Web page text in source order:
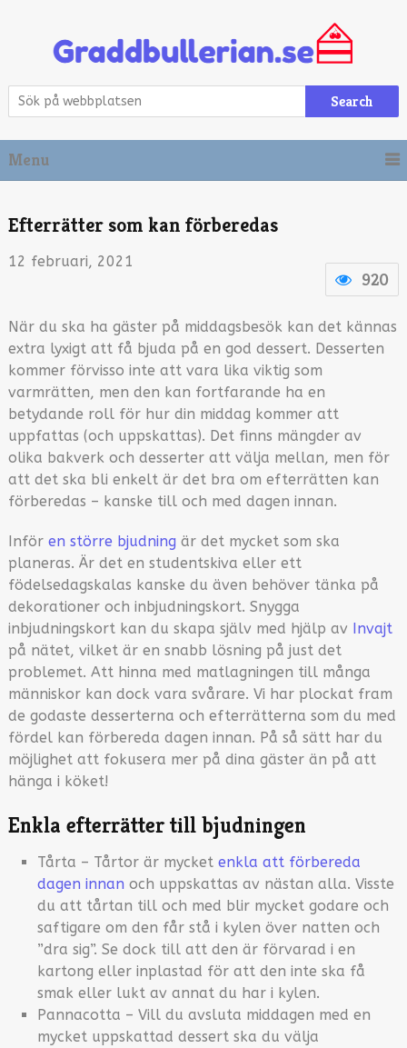
Search
Menu
Efterrätter som kan förberedas
920
12 februari, 2021
När du ska ha gäster på middagsbesök kan det kännas
extra lyxigt att få bjuda på en god dessert. Desserten
kommer förvisso inte att vara lika viktig som
varmrätten, men den kan fortfarande ha en
betydande roll för hur din middag kommer att
uppfattas (och uppskattas). Det finns mängder av
olika bakverk och desserter att välja mellan, men för
att det ska bli enkelt är det bra om efterrätten kan
förberedas – kanske till och med dagen innan.
Inför en större bjudning är det mycket som ska
planeras. Är det en studentskiva eller ett
födelsedagskalas kanske du även behöver tänka på
dekorationer och inbjudningskort. Snygga
inbjudningskort kan du skapa själv med hjälp av Invajt
på nätet, vilket är en snabb lösning på just det
problemet. Att hinna med matlagningen till många
människor kan dock vara svårare. Vi har plockat fram
de godaste desserterna och efterrätterna som du med
fördel kan förbereda dagen innan. På så sätt har du
möjlighet att fokusera mer på dina gäster än på att
hänga i köket!
Enkla efterrätter till bjudningen
Tårta – Tårtor är mycket enkla att förbereda
dagen innan och uppskattas av nästan alla. Visste
du att tårtan till och med blir mycket godare och
saftigare om den får stå i kylen över natten och
”dra sig”. Se dock till att den är förvarad i en
kartong eller inplastad för att den inte ska få
smak eller lukt av annat du har i kylen.
Pannacotta – Vill du avsluta middagen med en
mycket uppskattad dessert ska du välja